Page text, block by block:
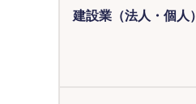
建設業（法人・個人）